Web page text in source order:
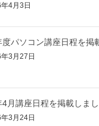
4月3日
度パソコン講座日程を掲
3月27日
月講座日程を掲載しま
3月24日